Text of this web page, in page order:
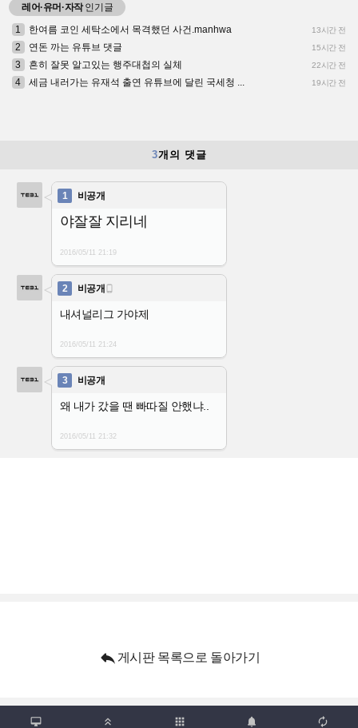
레어·유머·자작인기글
1
한여름 코인 세탁소에서 목격했던 사건.manhwa 13시간 전
2 연돈 까는 유튜브 댓글 15시간 전
3 흔히 잘못 알고있는 행주대첩의 실체 22시간 전
4 세금 내러가는 유재석 출연 유튜브에 달린 국세청 ... 19시간 전
3개의 댓글
1 비공개
야잘잘 지리네
2016/05/11 21:19
2 비공개 
내셔널리그 가야제
2016/05/11 21:24
3 비공개
왜 내가 갔을 땐 빠따질 안했냐..
2016/05/11 21:32
 게시판 목록으로 돌아가기
  apps  